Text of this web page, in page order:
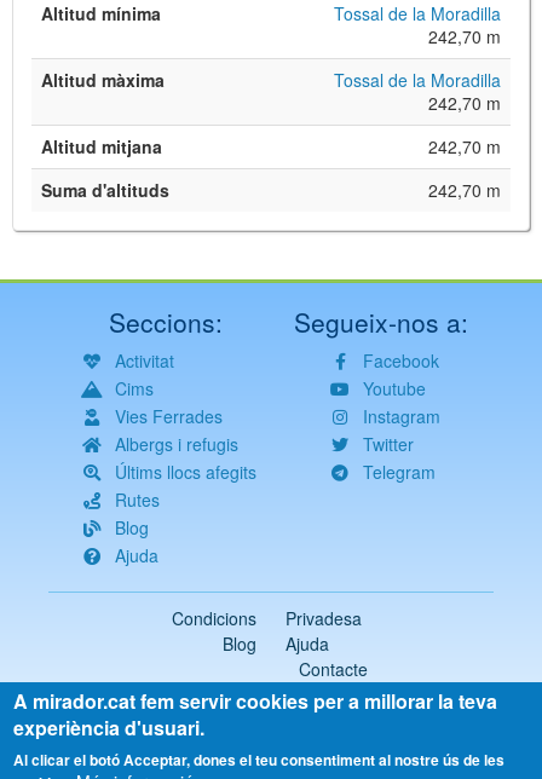
CC BY-SH 4.0)
Altitud mínima
Tossal de la Moradilla
242,70 m
Altitud màxima
Tossal de la Moradilla
242,70 m
Altitud mitjana
242,70 m
Suma d'altituds
242,70 m
Seccions:
Activitat
Cims
Vies Ferrades
Albergs i refugis
Últims llocs afegits
Rutes
Blog
Ajuda
Segueix-nos a:
Facebook
Youtube
Instagram
Twitter
Telegram
Condicions
Privadesa
Blog
Ajuda
Contacte
2018-2026 ©mirador.cat
Tots els drets reservats
Select
A mirador.cat fem servir cookies per a millorar la teva
experiència d'usuari.
Al clicar el botó Acceptar, dones el teu consentiment al nostre ús de les